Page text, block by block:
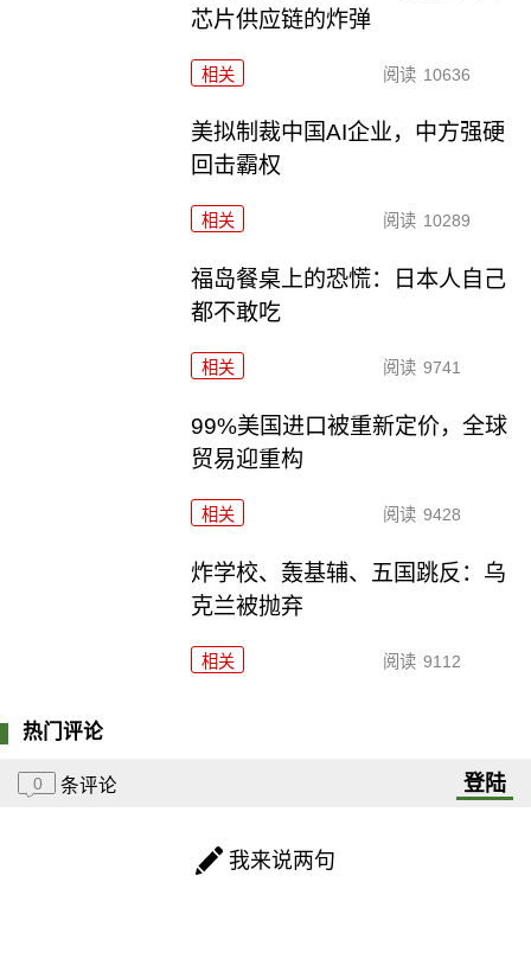
芯片供应链的炸弹
相关 阅读 10636
美拟制裁中国AI企业，中方强硬
回击霸权
相关 阅读 10289
福岛餐桌上的恐慌：日本人自己
都不敢吃
相关 阅读 9741
99%美国进口被重新定价，全球
贸易迎重构
相关 阅读 9428
炸学校、轰基辅、五国跳反：乌
克兰被抛弃
相关 阅读 9112
热门评论
0 条评论 登陆
我来说两句